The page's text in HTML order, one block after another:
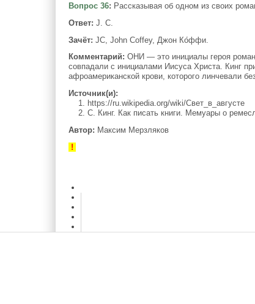
Вопрос 36: Рассказывая об одном из своих
Ответ: J. C.
Зачёт: JC, John Coffey, Джон Ко́ффи.
Комментарий: ОНИ — это инициалы героя
совпадали с инициалами Иисуса Христа. Кинг
афроамериканской крови, которого линчевали
Источник(и):
1. https://ru.wikipedia.org/wiki/Свет_в_августе
2. С. Кинг. Как писать книги. Мемуары о
Автор: Максим Мерзляков
!